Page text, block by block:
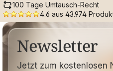
100 Tage Umtausch-Recht
4.6 aus 43.974
Newsletter
Jetzt zum kostenlosen